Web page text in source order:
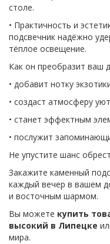
столе.
• Практичность и
подсвечник надёжно
тёплое освещение.
Как он преобразит ваш
• добавит нотку
• создаст атмосферу
• станет эффектным
• послужит
Не упустите шанс
Закажите каменный
каждый вечер в вашем
и восточным шармом.
Вы можете купить
высокий в Липецке
мира.